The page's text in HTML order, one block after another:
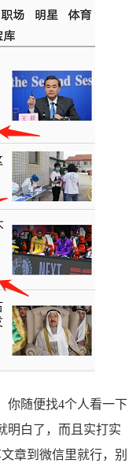
随便找4个人看一下
明白了，而且实打实
章到微信里就行，别